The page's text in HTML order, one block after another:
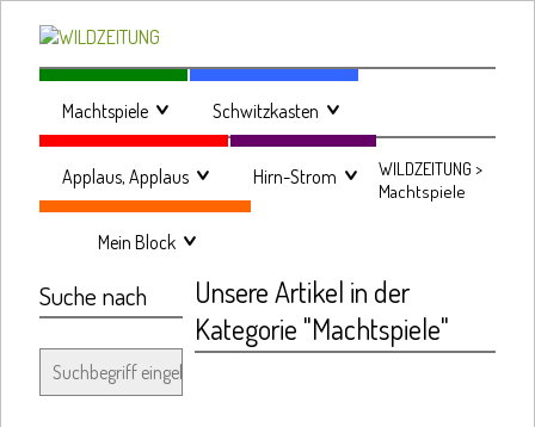
Machtspiele > Schwitzkasten >
Applaus, Applaus > Hirn-Strom >
Mein Block >
WILDZEITUNG >
Machtspiele
Unsere Artikel in der
Kategorie "Machtspiele"
Suche nach